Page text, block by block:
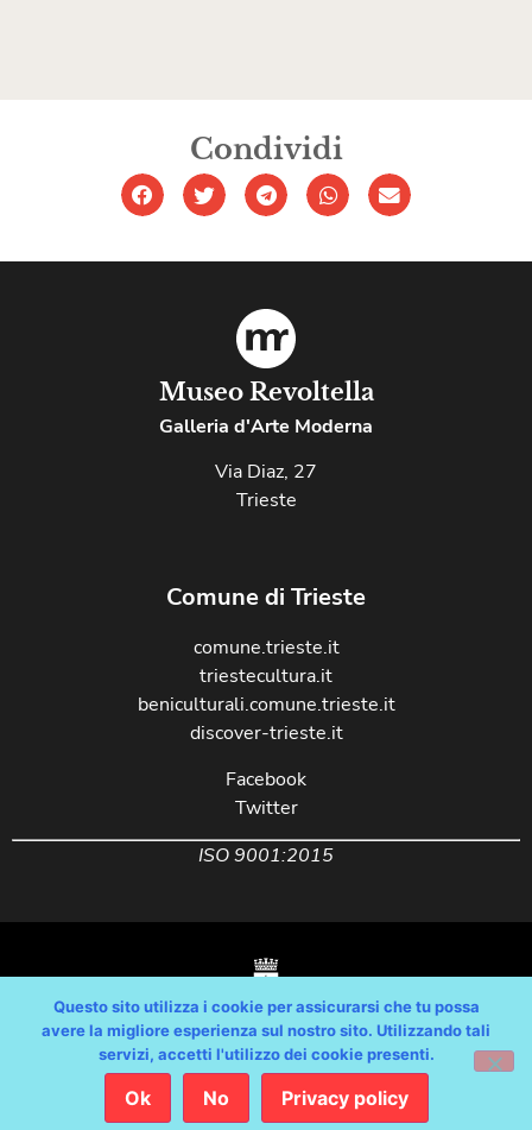
Condividi
Museo Revoltella
Galleria d'Arte Moderna
Via Diaz, 27
Trieste
Comune di Trieste
comune.trieste.it
triestecultura.it
beniculturali.comune.trieste.it
discover-trieste.it
Facebook
Twitter
ISO 9001:2015
Copyright © Comune di Trieste – partita Iva 00210240321 – tutti i diritti
Feedback
Dichiarazione Accessibilità AGID
Questo sito utilizza i cookie per assicurarsi che tu possa
avere la migliore esperienza sul nostro sito. Utilizzando tali
servizi, accetti l'utilizzo dei cookie presenti.
Ok No Privacy policy